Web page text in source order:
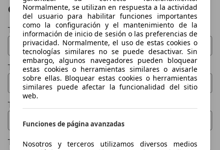
Contactar
Tu nombre
Tu email
Tu teléfono (opcional)
Tu mensaje
Normalmente, se utilizan en respuesta a la actividad
del usuario para habilitar funciones importantes
como la configuración y el mantenimiento de la
información de inicio de sesión o las preferencias de
privacidad. Normalmente, el uso de estas cookies o
tecnologías similares no se puede desactivar. Sin
embargo, algunos navegadores pueden bloquear
estas cookies o herramientas similares o avisarle
sobre ellas. Bloquear estas cookies o herramientas
similares puede afectar la funcionalidad del sitio
web.
Funciones de página avanzadas
Nosotros y terceros utilizamos diversos medios